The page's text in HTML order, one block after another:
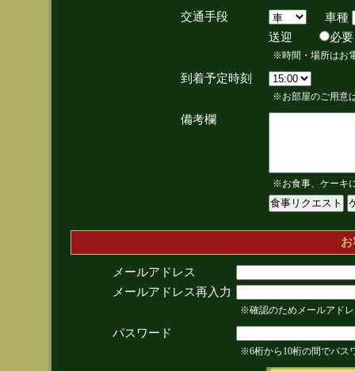
交通手段
車種
送迎
※時間・場所はお
到着予定時刻
※お部屋のご用意
備考欄
※お食事、ケーキ
メールアドレス
メールアドレス再入力
※確認のためメールアド
パスワード
※6桁から10桁の間でパス